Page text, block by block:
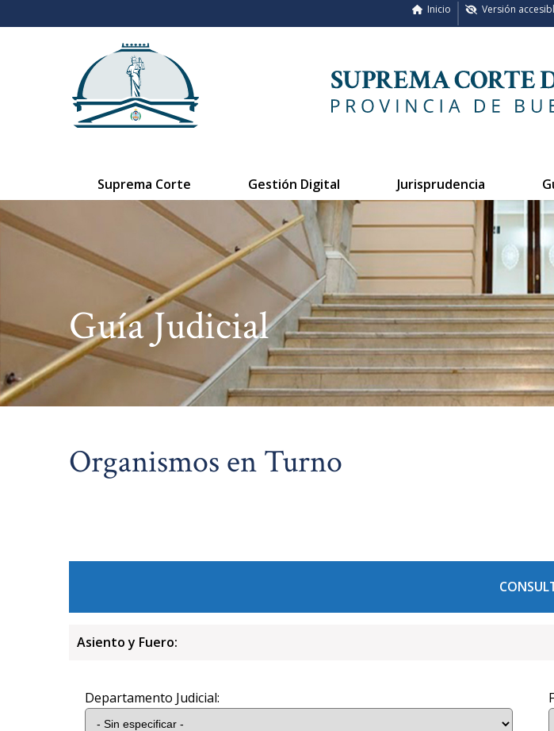
Versión
Inicio
Suprema Corte Gestión Digital Jurisprudencia
Guía Judicial
Organismos en Turno
Asiento y Fuero:
Departamento Judicial: